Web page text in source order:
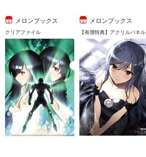
メロンブックス
クリアファイル
メロンブックス
【有償特典】アクリルパネル